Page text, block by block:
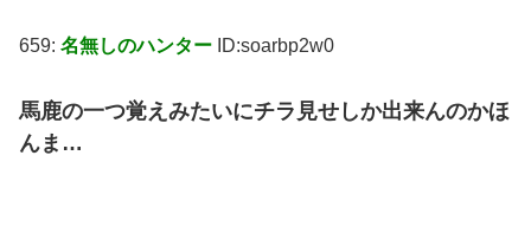
659: 名無しのハンター ID:soarbp2w0
馬鹿の一つ覚えみたいにチラ見せしか出来んのかほ
んま…